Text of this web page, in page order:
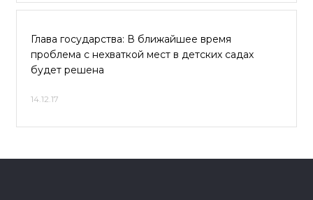
Глава государства: В ближайшее время
проблема с нехваткой мест в детских садах
будет решена
14.12.17